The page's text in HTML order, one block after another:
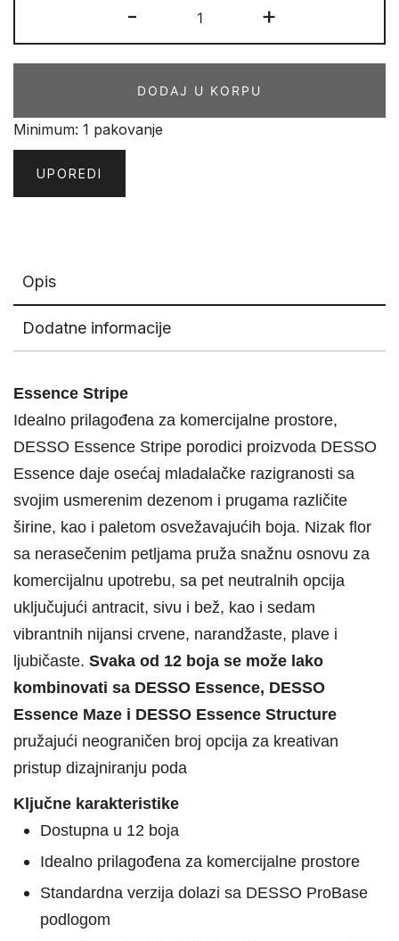
-
Stripe
8522
+
DODAJ U KORPU
Minimum: 1 pakovanje
UPOREDI
Opis
Dodatne informacije
Essence Stripe
Idealno prilagođena za komercijalne prostore,
DESSO Essence Stripe porodici proizvoda DESSO
Essence daje osećaj mladalačke razigranosti sa
svojim usmerenim dezenom i prugama različite
širine, kao i paletom osvežavajućih boja. Nizak flor
sa nerasečenim petljama pruža snažnu osnovu za
komercijalnu upotrebu, sa pet neutralnih opcija
uključujući antracit, sivu i bež, kao i sedam
vibrantnih nijansi crvene, narandžaste, plave i
ljubičaste. Svaka od 12 boja se može lako
kombinovati sa DESSO Essence, DESSO
Essence Maze i DESSO Essence Structure
pružajući neograničen broj opcija za kreativan
pristup dizajniranju poda
Ključne karakteristike
Dostupna u 12 boja
Idealno prilagođena za komercijalne prostore
Standardna verzija dolazi sa DESSO ProBase
podlogom